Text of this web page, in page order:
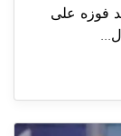
فوزه على